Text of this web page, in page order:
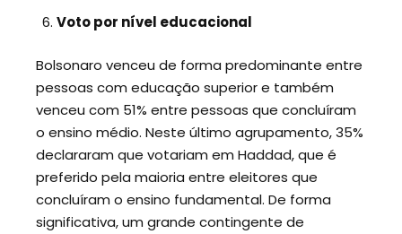
Voto por nível educacional
Bolsonaro venceu de forma predominante entre
pessoas com educação superior e também
venceu com 51% entre pessoas que concluíram
o ensino médio. Neste último agrupamento, 35%
declararam que votariam em Haddad, que é
preferido pela maioria entre eleitores que
concluíram o ensino fundamental. De forma
significativa, um grande contingente de